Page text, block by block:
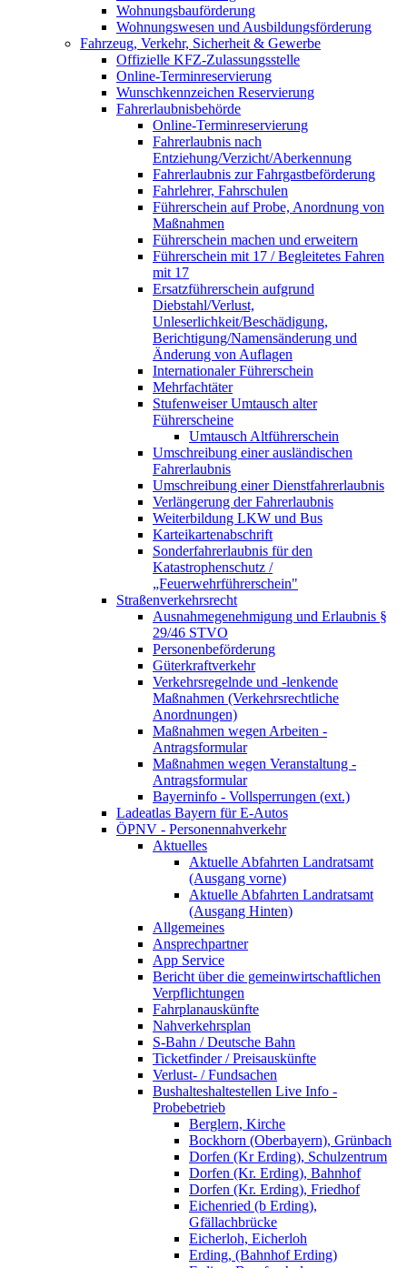
Wohnungsbauförderung
Wohnungswesen und Ausbildungsförderung
Fahrzeug, Verkehr, Sicherheit & Gewerbe
Offizielle KFZ-Zulassungsstelle
Online-Terminreservierung
Wunschkennzeichen Reservierung
Fahrerlaubnisbehörde
Online-Terminreservierung
Fahrerlaubnis nach
Entziehung/Verzicht/Aberkennung
Fahrerlaubnis zur Fahrgastbeförderung
Fahrlehrer, Fahrschulen
Führerschein auf Probe, Anordnung von
Maßnahmen
Führerschein machen und erweitern
Führerschein mit 17 / Begleitetes Fahren
mit 17
Ersatzführerschein aufgrund
Diebstahl/Verlust,
Unleserlichkeit/Beschädigung,
Berichtigung/Namensänderung und
Änderung von Auflagen
Internationaler Führerschein
Mehrfachtäter
Stufenweiser Umtausch alter
Führerscheine
Umtausch Altführerschein
Umschreibung einer ausländischen
Fahrerlaubnis
Umschreibung einer Dienstfahrerlaubnis
Verlängerung der Fahrerlaubnis
Weiterbildung LKW und Bus
Karteikartenabschrift
Sonderfahrerlaubnis für den
Katastrophenschutz /
„Feuerwehrführerschein"
Straßenverkehrsrecht
Ausnahmegenehmigung und Erlaubnis §
29/46 STVO
Personenbeförderung
Güterkraftverkehr
Verkehrsregelnde und -lenkende
Maßnahmen (Verkehrsrechtliche
Anordnungen)
Maßnahmen wegen Arbeiten -
Antragsformular
Maßnahmen wegen Veranstaltung -
Antragsformular
Bayerninfo - Vollsperrungen (ext.)
Ladeatlas Bayern für E-Autos
ÖPNV - Personennahverkehr
Aktuelles
Aktuelle Abfahrten Landratsamt
(Ausgang vorne)
Aktuelle Abfahrten Landratsamt
(Ausgang Hinten)
Allgemeines
Ansprechpartner
App Service
Bericht über die gemeinwirtschaftlichen
Verpflichtungen
Fahrplanauskünfte
Nahverkehrsplan
S-Bahn / Deutsche Bahn
Ticketfinder / Preisauskünfte
Verlust- / Fundsachen
Bushalteshaltestellen Live Info -
Probebetrieb
Berglern, Kirche
Bockhorn (Oberbayern), Grünbach
Dorfen (Kr Erding), Schulzentrum
Dorfen (Kr. Erding), Bahnhof
Dorfen (Kr. Erding), Friedhof
Eichenried (b Erding),
Gfällachbrücke
Eicherloh, Eicherloh
Erding, (Bahnhof Erding)